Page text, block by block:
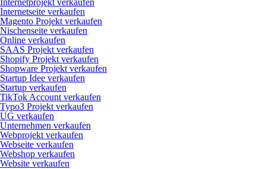
Internetprojekt verkaufen
Internetseite verkaufen
Magento Projekt verkaufen
Nischenseite verkaufen
Online verkaufen
SAAS Projekt verkaufen
Shopify Projekt verkaufen
Shopware Projekt verkaufen
Startup Idee verkaufen
Startup verkaufen
TikTok Account verkaufen
Typo3 Projekt verkaufen
UG verkaufen
Unternehmen verkaufen
Webprojekt verkaufen
Webseite verkaufen
Webshop verkaufen
Website verkaufen